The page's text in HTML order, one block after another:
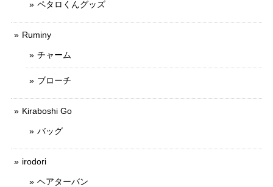
ペタロくんグッズ
Ruminy
チャーム
ブローチ
Kiraboshi Go
バッグ
irodori
ヘアターバン